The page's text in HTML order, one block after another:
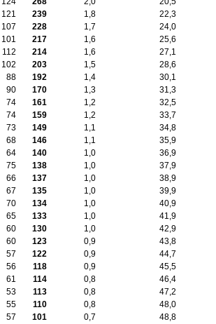
121 239 1,8 22,3
107 228 1,7 24,0
101 217 1,6 25,6
112 214 1,6 27,1
102 203 1,5 28,6
88 192 1,4 30,1
90 170 1,3 31,3
74 161 1,2 32,5
74 159 1,2 33,7
73 149 1,1 34,8
68 146 1,1 35,9
64 140 1,0 36,9
75 138 1,0 37,9
66 137 1,0 38,9
67 135 1,0 39,9
70 134 1,0 40,9
65 133 1,0 41,9
60 130 1,0 42,9
60 123 0,9 43,8
57 122 0,9 44,7
56 118 0,9 45,5
61 114 0,8 46,4
53 113 0,8 47,2
55 110 0,8 48,0
57 101 0,7 48,8